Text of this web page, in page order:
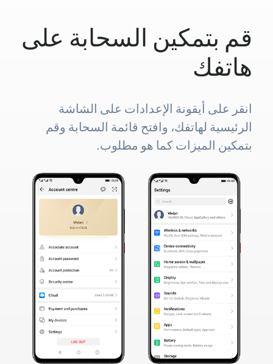
قم بتمكين السحابة على
هاتفك
انقر على أيقونة الإعدادات على الشاشة
الرئيسية لهاتفك، وافتح قائمة السحابة وقم
بتمكين الميزات كما هو مطلوب.